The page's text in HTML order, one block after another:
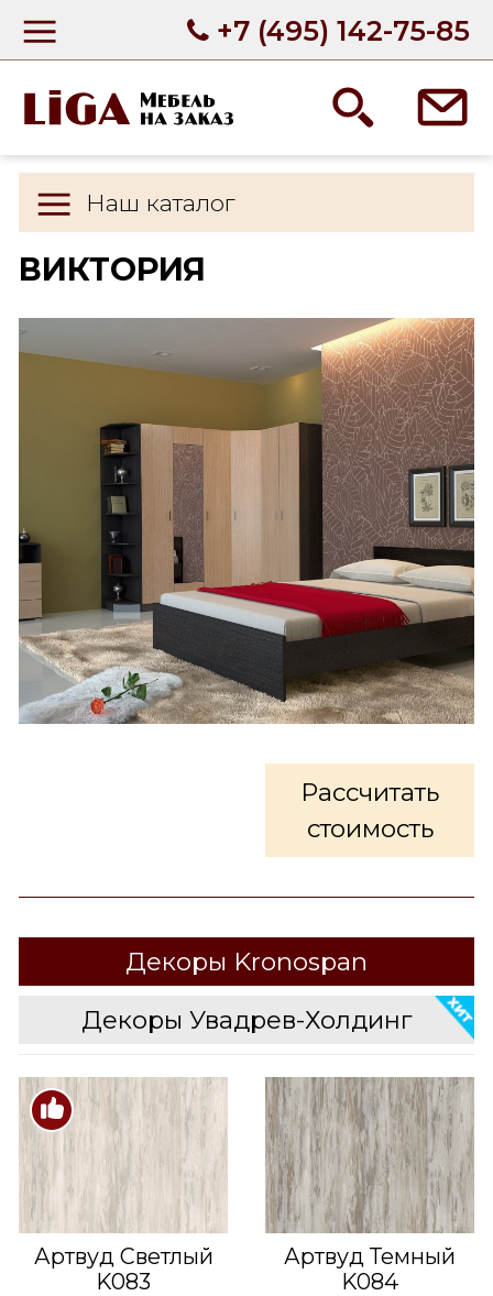
+7 (495) 142-75-85
Наш каталог
ВИКТОРИЯ
Рассчитать
стоимость
Декоры Kronospan
Декоры Увадрев-Холдинг
Артвуд Светлый
K083
Артвуд Темный
K084